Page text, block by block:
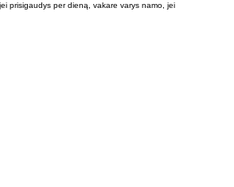
prisigaudys per dieną, vakare varys namo, jei